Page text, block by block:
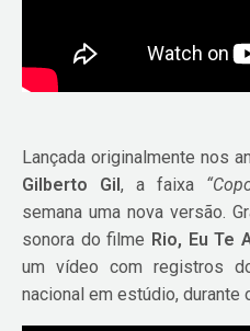
Lançada originalmente nos
Gilberto Gil, a faixa
semana uma nova versão.
sonora do filme Rio, Eu Te
um vídeo com registros
nacional em estúdio, durante